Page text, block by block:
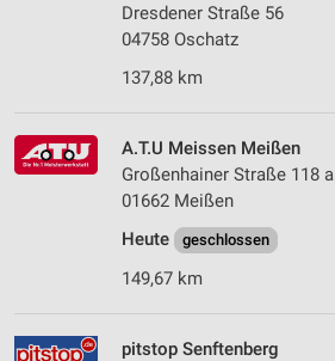
Dresdener Straße 56
04758 Oschatz
137,88 km
A.T.U Meissen Meißen
Großenhainer Straße 118 a
01662 Meißen
Heute
geschlossen
149,67 km
pitstop Senftenberg